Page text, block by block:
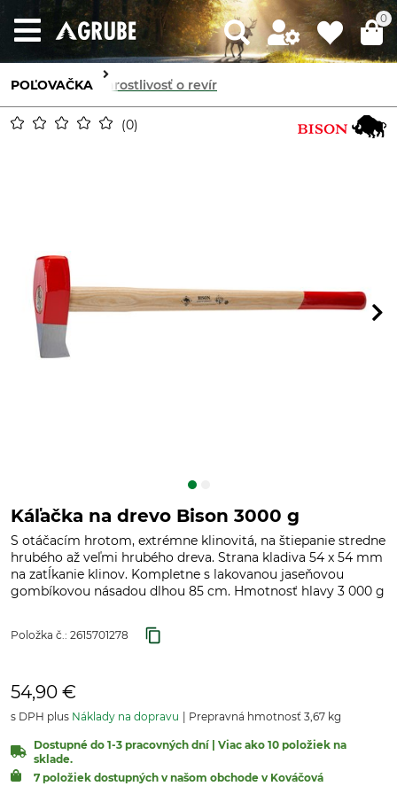
0
POĽOVAČKA Starostlivosť o revír
0
Káľačka na drevo Bison 3000 g
S otáčacím hrotom, extrémne klinovitá, na štiepanie stredne
hrubého až veľmi hrubého dreva. Strana kladiva 54 x 54 mm
na zatĺkanie klinov. Kompletne s lakovanou jaseňovou
gombíkovou násadou dlhou 85 cm. Hmotnosť hlavy 3 000 g
Položka č.: 2615701278
54,90 €
s DPH plus Náklady na dopravu Prepravná hmotnosť 3,67 kg
Dostupné do 1-3 pracovných dní | Viac ako 10 položiek na
sklade.
7 položiek dostupných v našom obchode v Kováčová